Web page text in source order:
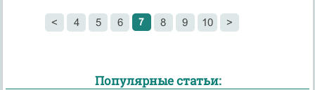
< 4 5 6 7 8 9 10 >
Популярные статьи: